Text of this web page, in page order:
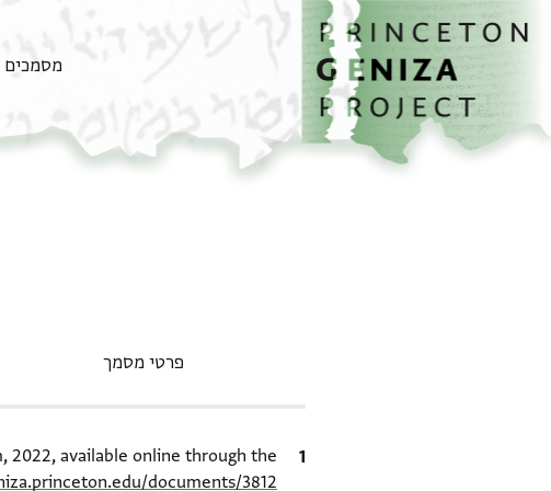
דילוג לתוכן
דף הבית
מסמכים
פרטי מסמך
ציטוט
2022, available online through the
documents/3812/